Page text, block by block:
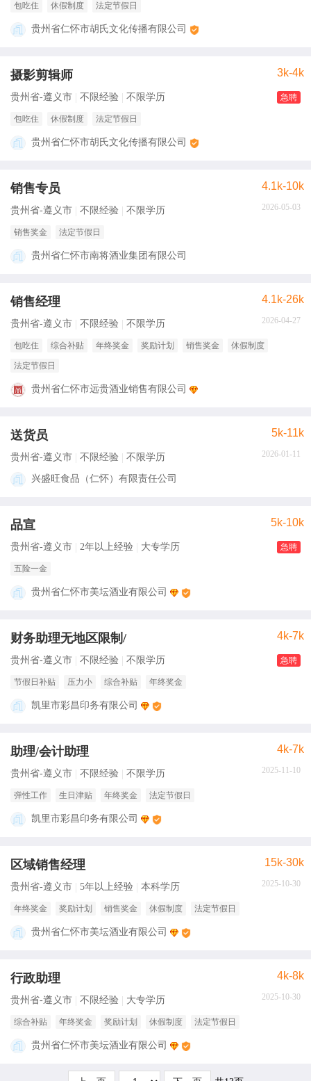
包吃住 休假制度 法定节假日
贵州省仁怀市胡氏文化传播有限公司
摄影剪辑师 3k-4k
贵州省-遵义市 不限经验 不限学历 急聘
包吃住 休假制度 法定节假日
贵州省仁怀市胡氏文化传播有限公司
销售专员 4.1k-10k
2026-05-03
贵州省-遵义市 不限经验 不限学历
销售奖金 法定节假日
贵州省仁怀市南将酒业集团有限公司
销售经理 4.1k-26k
2026-04-27
贵州省-遵义市 不限经验 不限学历
包吃住 综合补贴 年终奖金 奖励计划 销售奖金 休假制度
法定节假日
贵州省仁怀市远贵酒业销售有限公司
送货员 5k-11k
2026-01-11
贵州省-遵义市 不限经验 不限学历
兴盛旺食品（仁怀）有限责任公司
品宣 5k-10k
贵州省-遵义市 2年以上经验 大专学历 急聘
五险一金
贵州省仁怀市美坛酒业有限公司
财务助理无地区限制/ 4k-7k
贵州省-遵义市 不限经验 不限学历 急聘
节假日补贴 压力小 综合补贴 年终奖金
凯里市彩昌印务有限公司
助理/会计助理 4k-7k
2025-11-10
贵州省-遵义市 不限经验 不限学历
弹性工作 生日津贴 年终奖金 法定节假日
凯里市彩昌印务有限公司
区域销售经理 15k-30k
2025-10-30
贵州省-遵义市 5年以上经验 本科学历
年终奖金 奖励计划 销售奖金 休假制度 法定节假日
贵州省仁怀市美坛酒业有限公司
行政助理 4k-8k
2025-10-30
贵州省-遵义市 不限经验 大专学历
综合补贴 年终奖金 奖励计划 休假制度 法定节假日
贵州省仁怀市美坛酒业有限公司